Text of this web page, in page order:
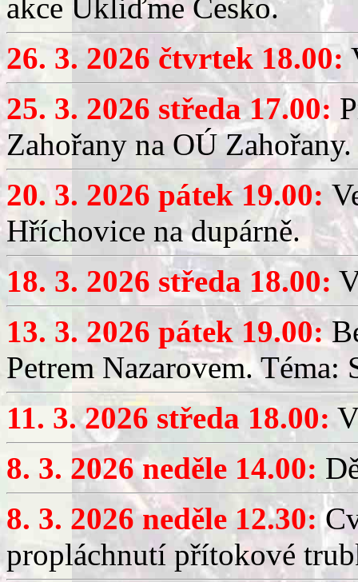
akce Ukliďme Česko.
26. 3. 2026 čtvrtek 18.00:
25. 3. 2026 středa 17.00:
Zahořany na OÚ Zahořany.
20. 3. 2026 pátek 19.00:
Hříchovice na dupárně.
18. 3. 2026 středa 18.00:
13. 3. 2026 pátek 19.00:
Petrem Nazarovem. Téma:
11. 3. 2026 středa 18.00:
8. 3. 2026 neděle 14.00:
8. 3. 2026 neděle 12.30:
propláchnutí přítokové